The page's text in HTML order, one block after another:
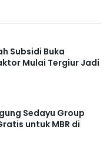
Subsidi Buka
Mulai Tergiur Jadi
Sedayu Group
untuk MBR di